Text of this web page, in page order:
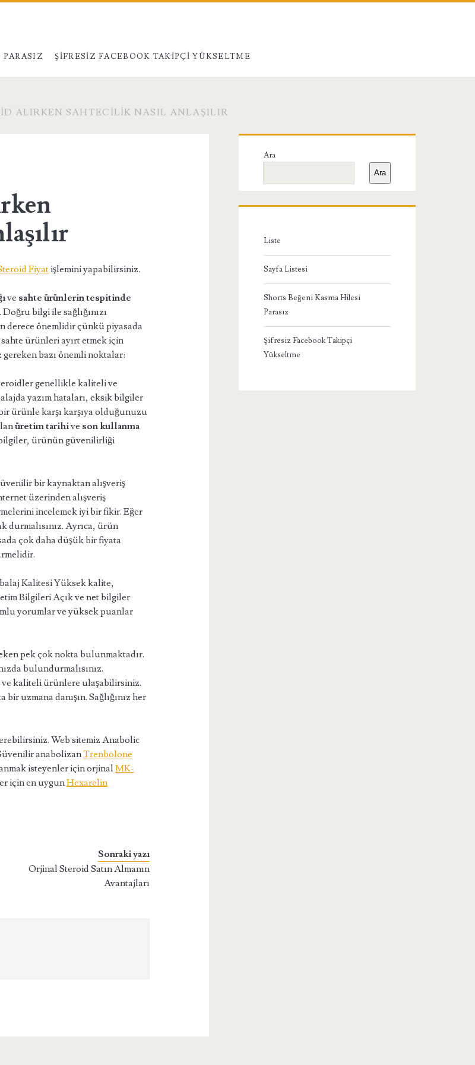
PARASIZ ŞIFRESIZ FACEBOOK TAKIPÇI YÜKSELTME
ALIRKEN SAHTECILIK NASIL ANLAŞILIR
Fiyatişlemini yapabilirsiniz.
ve sahte ürünlerin tespitinde
Doğru bilgi ile sağlığınızı
derece önemlidir çünkü piyasada
ürünleri ayırt etmek için
bazı önemli noktalar:
genellikle kaliteli ve
yazım hataları, eksik bilgiler
ürünle karşı karşıya olduğunuzu
üretim tarihive son kullanma
ürünün güvenilirliği
bir kaynaktan alışveriş
üzerinden alışveriş
incelemek iyi bir fikir. Eğer
durmalısınız. Ayrıca, ürün
çok daha düşük bir fiyata
Kalitesi Yüksek kalite,
Bilgileri Açık ve net bilgiler
yorumlar ve yüksek puanlar
pek çok nokta bulunmaktadır.
bulundurmalısınız.
ve kaliteli ürünlere ulaşabilirsiniz.
uzmana danışın. Sağlığınız her
Web sitemiz Anabolic
anabolizanTrenbolone
isteyenler için orjinalMK-
için en uygunHexarelin
Sonraki yazı
Orjinal Steroid Satın Almanın
Avantajları
Birincil
Yan
Menü
Ara
Ara
Liste
Sayfa Listesi
Shorts Beğeni Kasma Hilesi
Parasız
Şifresiz Facebook Takipçi
Yükseltme